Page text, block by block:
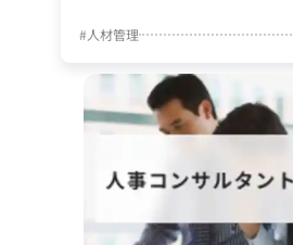
#人材管理